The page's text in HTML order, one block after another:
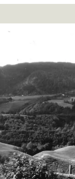
Se mer på